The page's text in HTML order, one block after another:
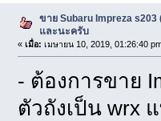
ขาย Subaru Impreza
และนะครับ
« เมื่อ: เมษายน 10, 2019, 01:26:40
- ต้องการขาย
ตัวถังเป็น wrx